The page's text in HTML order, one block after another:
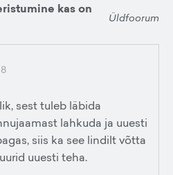
kas on
Üldfoorum
sest tuleb läbida
lahkuda ja uuesti
siis ka see lindilt võtta
uuesti teha.